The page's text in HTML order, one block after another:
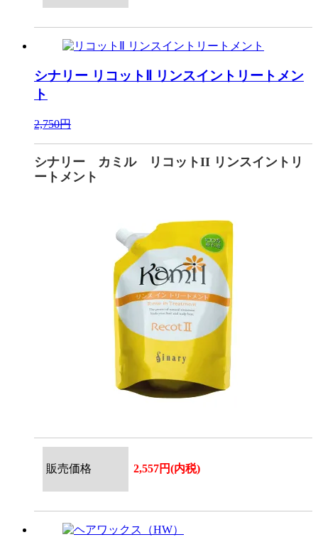
シナリー リコットⅡ リンスイントリートメン
ト
2,750円
シナリー カミル リコットII リンスイントリ
ートメント
販売価格 2,557円(内税)